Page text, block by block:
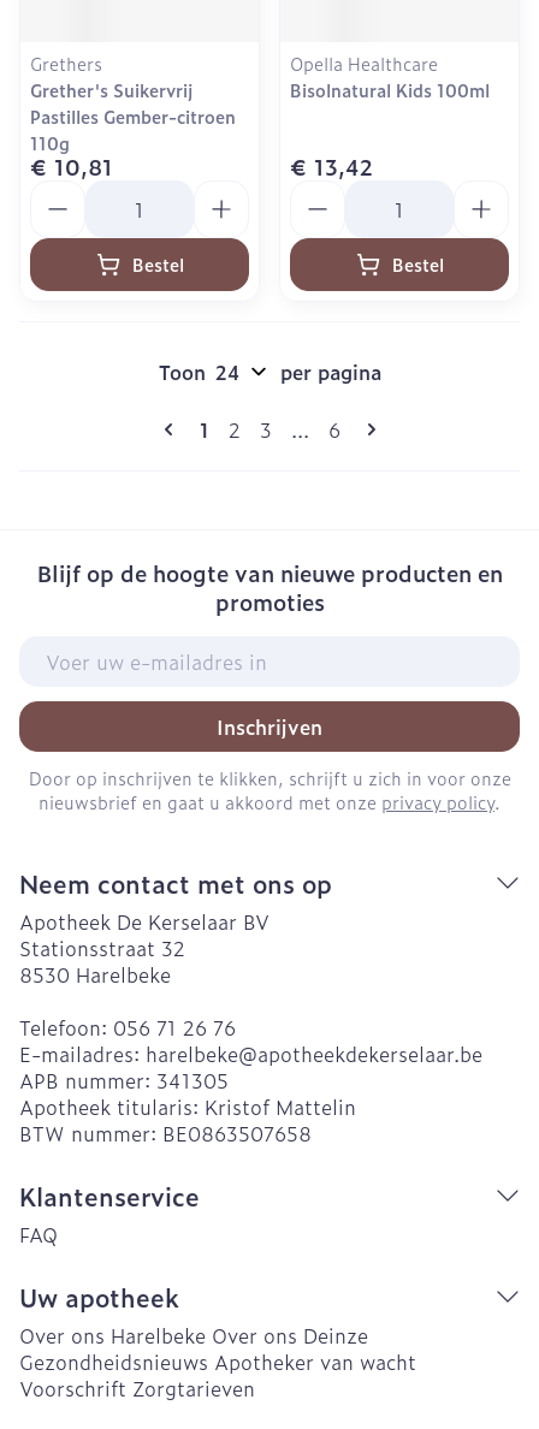
Grethers
Grether's Suikervrij
Pastilles Gember-citroen
110g
€ 10,81
Bestel
Opella Healthcare
Bisolnatural Kids 100ml
€ 13,42
Bestel
Pagina's
U lees momenteel pagina
1 Pagina
2 Pagina
3 ... Pagina
6
Toon per pagina
Blijf op de hoogte van nieuwe producten en
promoties
Inschrijven
Door op inschrijven te klikken, schrijft u zich in voor onze
nieuwsbrief en gaat u akkoord met onze privacy policy.
Neem contact met ons op
Apotheek De Kerselaar BV
Stationsstraat 32
8530 Harelbeke
Telefoon: 056 71 26 76
E-mailadres: harelbeke@apotheekdekerselaar.be
APB nummer: 341305
Apotheek titularis: Kristof Mattelin
BTW nummer: BE0863507658
Klantenservice
FAQ
Uw apotheek
Over ons Harelbeke Over ons Deinze
Gezondheidsnieuws Apotheker van wacht
Voorschrift Zorgtarieven